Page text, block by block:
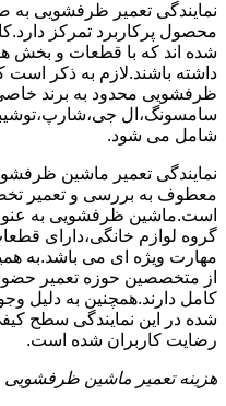
نمایندگی تعمیر ظرفشویی
محصول پرکاربرد تمرکز
شده اند که با قطعات و بخش
داشته باشند.لازم به ذکر است
ظرفشویی محدود به برند
سامسونگ،ال
شامل می شود.
نمایندگی تعمیر ماشین
معطوف به بررسی و تعمیر
است.ماشین ظرفشویی به
گروه لوازم خانگی،دارای
مهارت ویژه ای می باشد.به
از متخصصین حوزه تعمیر
کامل دارند.همچنین به دلیل
شده در این نمایندگی سطح
رضایت کاربران شده است.
هزینه تعمیر ماشین